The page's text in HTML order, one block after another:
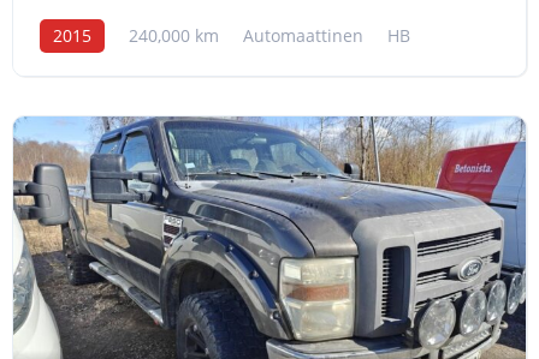
2015 240,000 km Automaattinen HB